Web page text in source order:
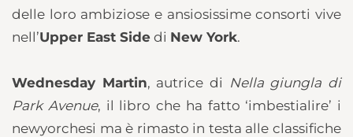
delle loro ambiziose e ansiosissime consorti vive
nell’Upper East Side di New York.
Wednesday Martin, autrice di Nella giungla di
Park Avenue, il libro che ha fatto ‘imbestialire’ i
newyorchesi ma è rimasto in testa alle classifiche